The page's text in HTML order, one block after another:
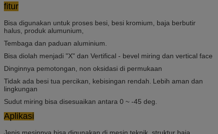
fitur
Bisa digunakan untuk proses besi, besi kromium, baja berbutir
halus, produk alumunium,
Tembaga dan paduan aluminium.
Bisa diolah menjadi "X" dan Vertifical - bevel miring dan vertical face
Dinginnya pemotongan, non oksidasi di permukaan
Tidak ada besi tua percikan, kebisingan rendah. Lebih aman dan
lingkungan
Sudut miring bisa disesuaikan antara 0 ~ -45 deg.
Aplikasi